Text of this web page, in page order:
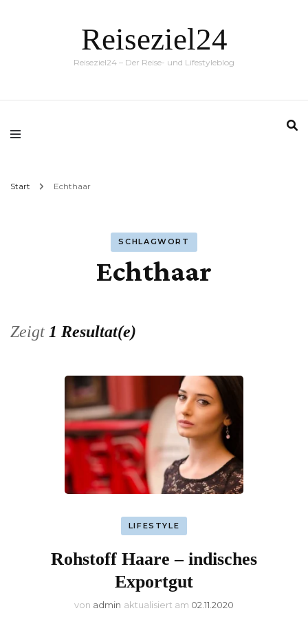
Reiseziel24
Reiseziel24 – Der Reise- und Lifestyleblog
Start Echthaar
SCHLAGWORT
Echthaar
Zeigt 1 Resultat(e)
LIFESTYLE
Rohstoff Haare – indisches
Exportgut
von admin aktualisiert am 02.11.2020